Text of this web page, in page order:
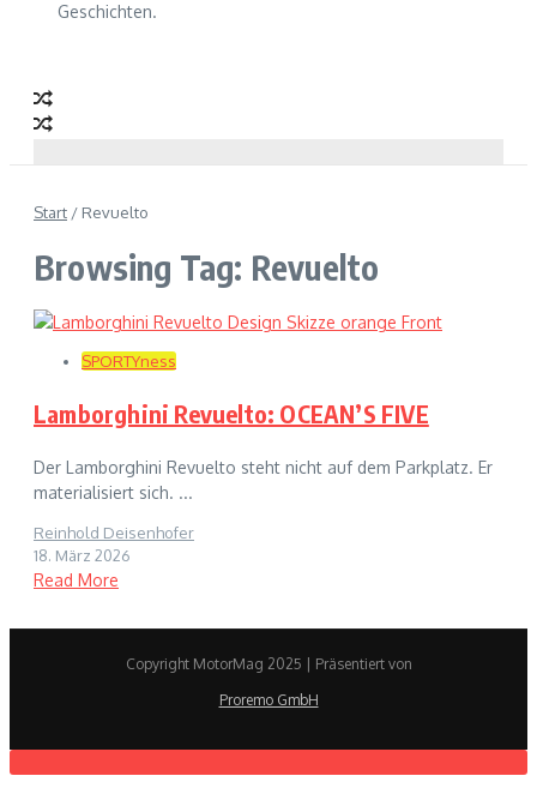
Geschichten.
Start / Revuelto
Browsing Tag: Revuelto
SPORTYness
Lamborghini Revuelto: OCEAN’S FIVE
Der Lamborghini Revuelto steht nicht auf dem Parkplatz. Er
materialisiert sich. ...
Reinhold Deisenhofer
18. März 2026
Read More
Copyright MotorMag 2025 | Präsentiert von
Proremo GmbH